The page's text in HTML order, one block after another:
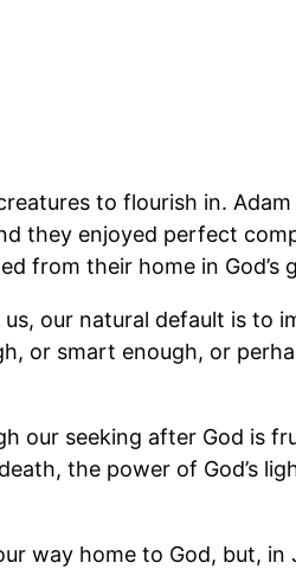
to flourish in.
they enjoyed perfect
from their home in God’s
our natural default is to
or smart enough, or
our seeking after God is
the power of God’s
way home to God, but,